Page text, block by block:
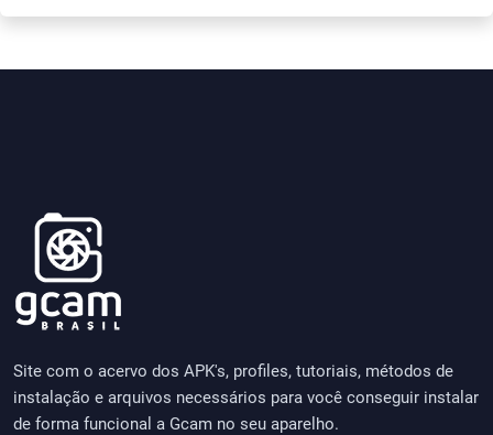
Site com o acervo dos APK's, profiles, tutoriais, métodos de
instalação e arquivos necessários para você conseguir instalar
de forma funcional a Gcam no seu aparelho.